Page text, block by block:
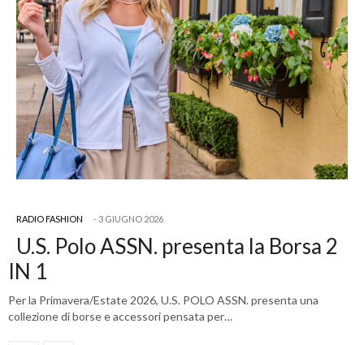
RADIO FASHION 3 GIUGNO 2026
U.S. Polo ASSN. presenta la Borsa 2
IN 1
Per la Primavera/Estate 2026, U.S. POLO ASSN. presenta una
collezione di borse e accessori pensata per…